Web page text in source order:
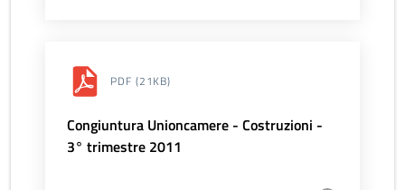
PDF (21KB)
Congiuntura Unioncamere - Costruzioni -
3° trimestre 2011